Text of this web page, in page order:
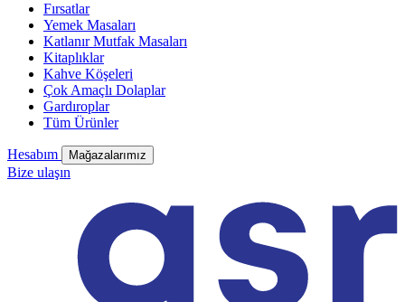
Fırsatlar
Yemek Masaları
Katlanır Mutfak Masaları
Kitaplıklar
Kahve Köşeleri
Çok Amaçlı Dolaplar
Gardıroplar
Tüm Ürünler
Hesabım Mağazalarımız
Bize ulaşın